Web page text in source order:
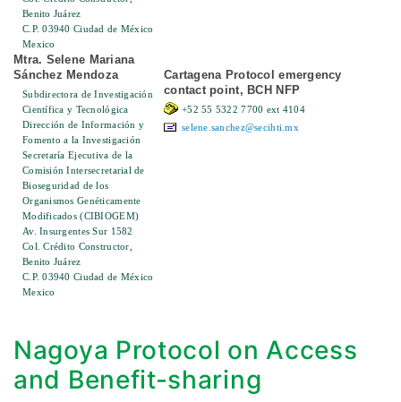
Benito Juárez
C.P. 03940 Ciudad de México
Mexico
Mtra. Selene Mariana
Sánchez Mendoza
Subdirectora de Investigación
Científica y Tecnológica
Dirección de Información y
Fomento a la Investigación
Secretaría Ejecutiva de la
Comisión Intersecretarial de
Bioseguridad de los
Organismos Genéticamente
Modificados (CIBIOGEM)
Av. Insurgentes Sur 1582
Col. Crédito Constructor,
Benito Juárez
C.P. 03940 Ciudad de México
Mexico
Cartagena Protocol emergency
contact point, BCH NFP
+52 55 5322 7700 ext 4104
selene.sanchez@secihti.mx
Nagoya Protocol on Access
and Benefit-sharing